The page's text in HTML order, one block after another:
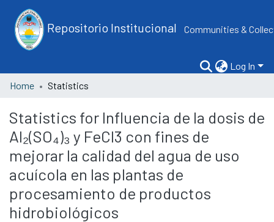
Repositorio Institucional Communities &
Log In
Home
Statistics
Statistics for Influencia de la dosis de
Al₂(SO₄)₃ y FeCl3 con fines de
mejorar la calidad del agua de uso
acuícola en las plantas de
procesamiento de productos
hidrobiológicos